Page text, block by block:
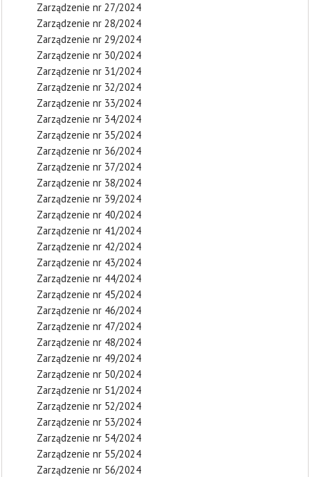
Zarządzenie nr 27/2024
Zarządzenie nr 28/2024
Zarządzenie nr 29/2024
Zarządzenie nr 30/2024
Zarządzenie nr 31/2024
Zarządzenie nr 32/2024
Zarządzenie nr 33/2024
Zarządzenie nr 34/2024
Zarządzenie nr 35/2024
Zarządzenie nr 36/2024
Zarządzenie nr 37/2024
Zarządzenie nr 38/2024
Zarządzenie nr 39/2024
Zarządzenie nr 40/2024
Zarządzenie nr 41/2024
Zarządzenie nr 42/2024
Zarządzenie nr 43/2024
Zarządzenie nr 44/2024
Zarządzenie nr 45/2024
Zarządzenie nr 46/2024
Zarządzenie nr 47/2024
Zarządzenie nr 48/2024
Zarządzenie nr 49/2024
Zarządzenie nr 50/2024
Zarządzenie nr 51/2024
Zarządzenie nr 52/2024
Zarządzenie nr 53/2024
Zarządzenie nr 54/2024
Zarządzenie nr 55/2024
Zarządzenie nr 56/2024